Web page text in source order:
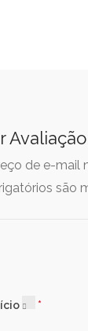
Avaliação
de e-mail
são